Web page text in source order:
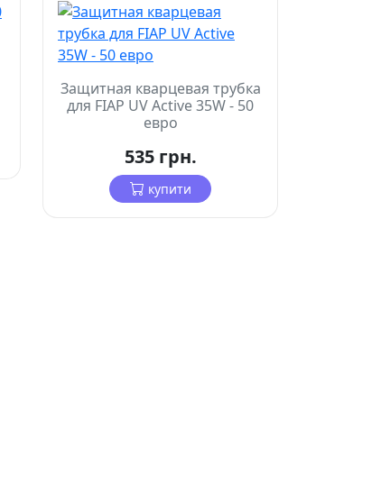
Защитная кварцевая трубка
для FIAP UV Active 35W - 50
евро
535 грн.
купити